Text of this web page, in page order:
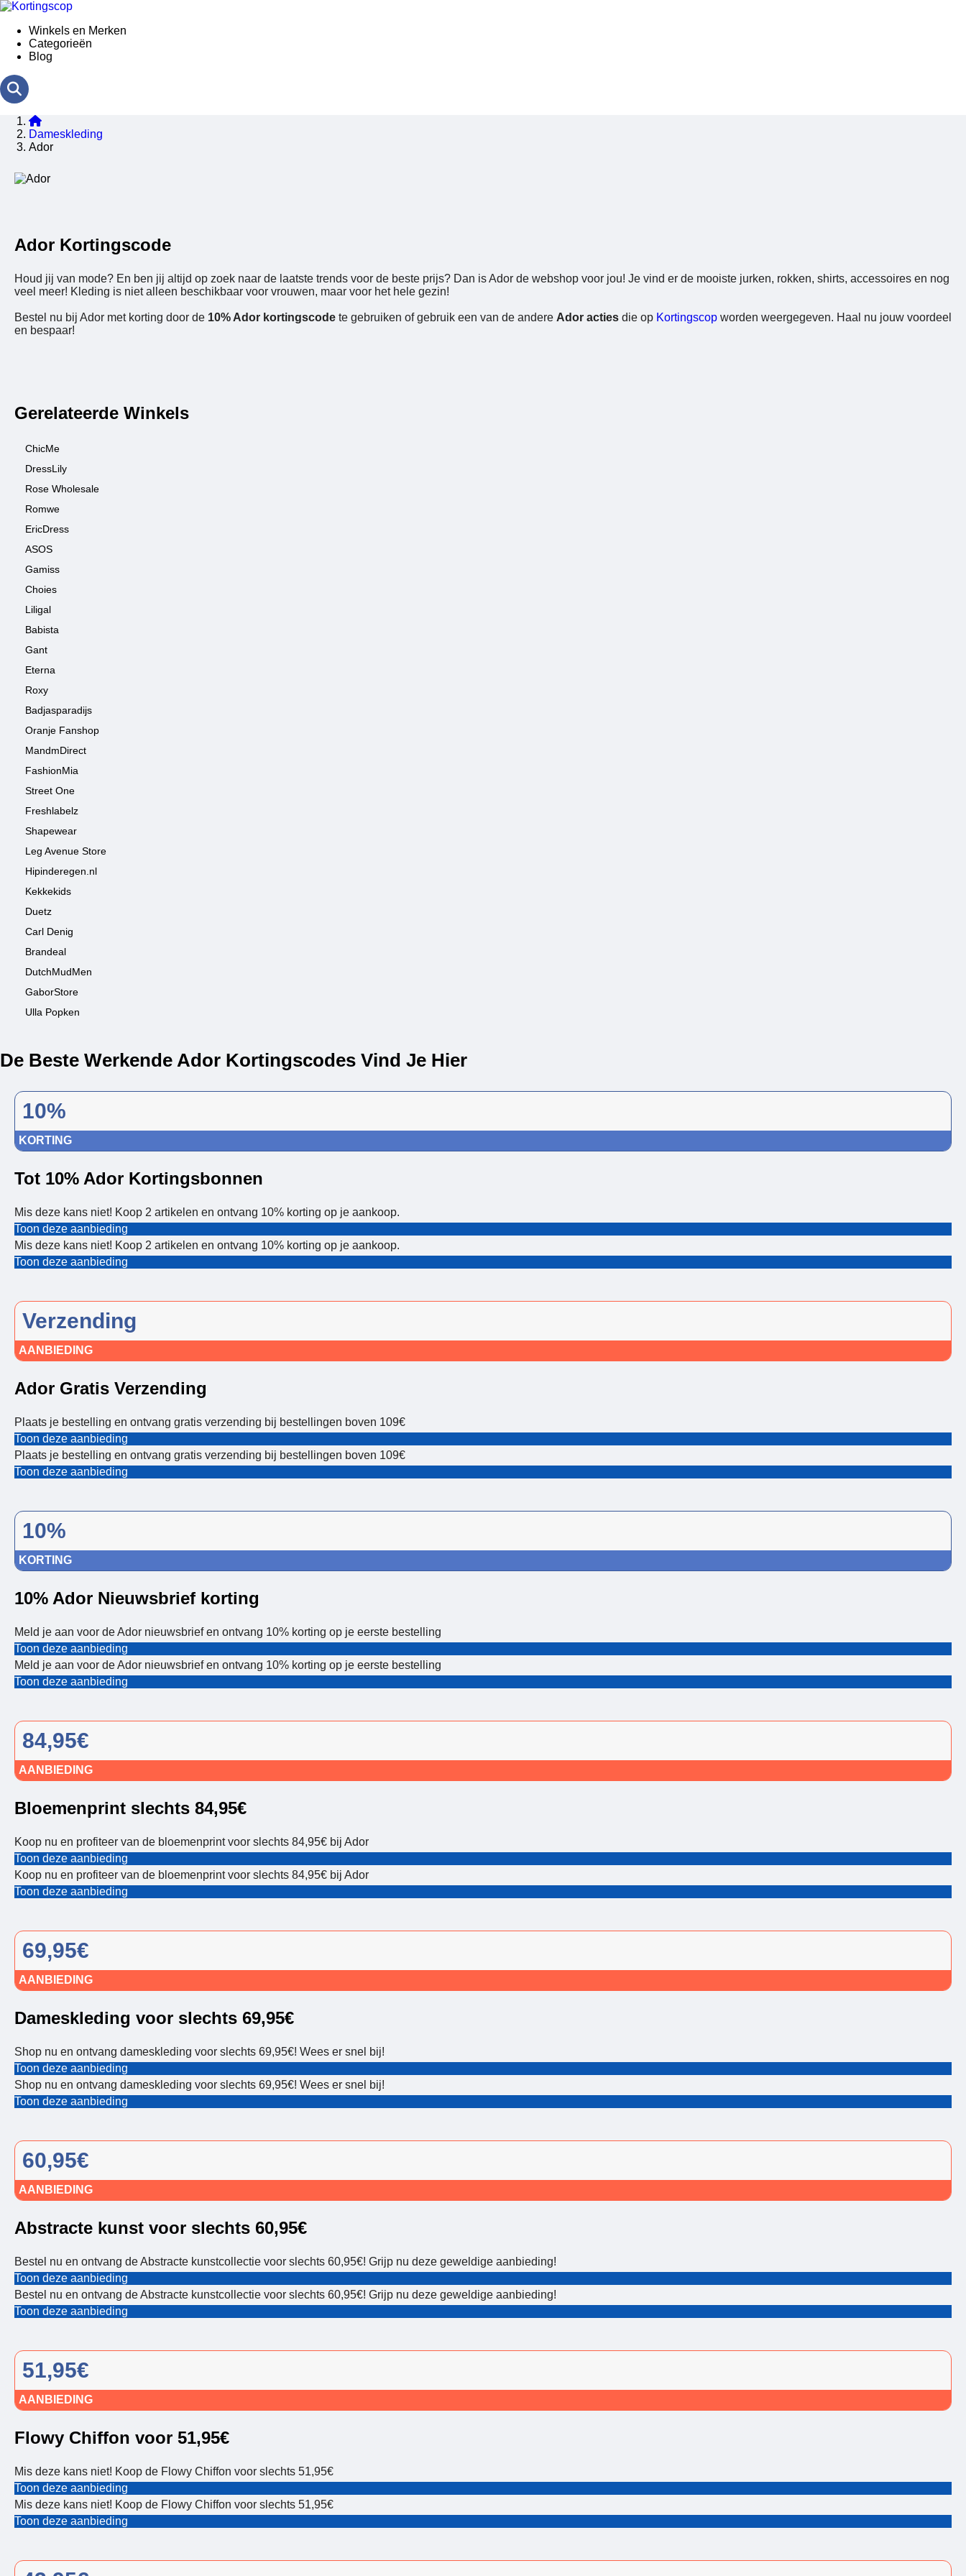
Winkels en Merken
Categorieën
Blog
Dameskleding
Ador
Ador Kortingscode
Houd jij van mode? En ben jij altijd op zoek naar de laatste trends voor de beste prijs? Dan is Ador de webshop voor jou! Je vind er de mooiste jurken, rokken, shirts, accessoires en nog
veel meer! Kleding is niet alleen beschikbaar voor vrouwen, maar voor het hele gezin!
Bestel nu bij Ador met korting door de 10% Ador kortingscode te gebruiken of gebruik een van de andere Ador acties die op Kortingscop worden weergegeven. Haal nu jouw voordeel
en bespaar!
Gerelateerde Winkels
ChicMe
DressLily
Rose Wholesale
Romwe
EricDress
ASOS
Gamiss
Choies
Liligal
Babista
Gant
Eterna
Roxy
Badjasparadijs
Oranje Fanshop
MandmDirect
FashionMia
Street One
Freshlabelz
Shapewear
Leg Avenue Store
Hipinderegen.nl
Kekkekids
Duetz
Carl Denig
Brandeal
DutchMudMen
GaborStore
Ulla Popken
De Beste Werkende Ador Kortingscodes Vind Je Hier
10%
KORTING
Tot 10% Ador Kortingsbonnen
Mis deze kans niet! Koop 2 artikelen en ontvang 10% korting op je aankoop.
Toon deze aanbieding
Mis deze kans niet! Koop 2 artikelen en ontvang 10% korting op je aankoop.
Toon deze aanbieding
Verzending
AANBIEDING
Ador Gratis Verzending
Plaats je bestelling en ontvang gratis verzending bij bestellingen boven 109€
Toon deze aanbieding
Plaats je bestelling en ontvang gratis verzending bij bestellingen boven 109€
Toon deze aanbieding
10%
KORTING
10% Ador Nieuwsbrief korting
Meld je aan voor de Ador nieuwsbrief en ontvang 10% korting op je eerste bestelling
Toon deze aanbieding
Meld je aan voor de Ador nieuwsbrief en ontvang 10% korting op je eerste bestelling
Toon deze aanbieding
84,95€
AANBIEDING
Bloemenprint slechts 84,95€
Koop nu en profiteer van de bloemenprint voor slechts 84,95€ bij Ador
Toon deze aanbieding
Koop nu en profiteer van de bloemenprint voor slechts 84,95€ bij Ador
Toon deze aanbieding
69,95€
AANBIEDING
Dameskleding voor slechts 69,95€
Shop nu en ontvang dameskleding voor slechts 69,95€! Wees er snel bij!
Toon deze aanbieding
Shop nu en ontvang dameskleding voor slechts 69,95€! Wees er snel bij!
Toon deze aanbieding
60,95€
AANBIEDING
Abstracte kunst voor slechts 60,95€
Bestel nu en ontvang de Abstracte kunstcollectie voor slechts 60,95€! Grijp nu deze geweldige aanbieding!
Toon deze aanbieding
Bestel nu en ontvang de Abstracte kunstcollectie voor slechts 60,95€! Grijp nu deze geweldige aanbieding!
Toon deze aanbieding
51,95€
AANBIEDING
Flowy Chiffon voor 51,95€
Mis deze kans niet! Koop de Flowy Chiffon voor slechts 51,95€
Toon deze aanbieding
Mis deze kans niet! Koop de Flowy Chiffon voor slechts 51,95€
Toon deze aanbieding